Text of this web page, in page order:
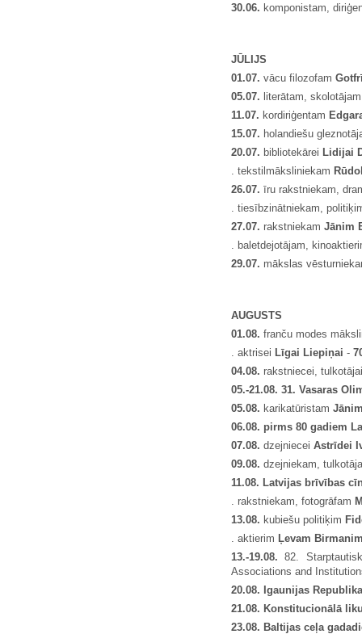
30.06. komponistam,
JŪLIJS
01.07. vācu filozofam
05.07. literātam,
11.07. kordiriģentam
15.07. holandiešu
20.07. bibliotekārei Lidijai
. tekstilmāksliniekam Rū
26.07. īru rakstniekam,
. tiesībzinātniekam,
27.07. rakstniekam Jānim
. baletdejotājam,
29.07. mākslas
AUGUSTS
01.08. franču modes
. aktrisei Līgai Liepiņai -
04.08. rakstniecei,
05.-21.08. 31. Vasaras
05.08. karikatūristam
06.08. pirms 80 gadiem
07.08. dzejniecei Astrīdei
09.08. dzejniekam,
11.08. Latvijas brīvības cī
. rakstniekam, fotogrāfam
13.08. kubiešu politiķim
. aktierim Ļevam
13.-19.08. 82.
Associations and
20.08. Igaunijas
21.08. Konstitucionālā
23.08. Baltijas ceļ a